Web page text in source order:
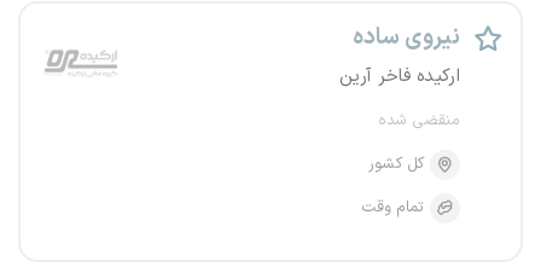
نیروی ساده
ارکیده فاخر آرین
منقضی شده
کل کشور
تمام وقت